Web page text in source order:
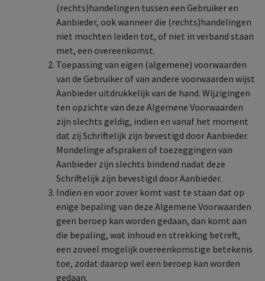
(rechts)handelingen tussen een Gebruiker en
Aanbieder, ook wanneer die (rechts)handelingen
niet mochten leiden tot, of niet in verband staan
met, een overeenkomst.
Toepassing van eigen (algemene) voorwaarden
van de Gebruiker of van andere voorwaarden wijst
Aanbieder uitdrukkelijk van de hand. Wijzigingen
ten opzichte van deze Algemene Voorwaarden
zijn slechts geldig, indien en vanaf het moment
dat zij Schriftelijk zijn bevestigd door Aanbieder.
Mondelinge afspraken of toezeggingen van
Aanbieder zijn slechts bindend nadat deze
Schriftelijk zijn bevestigd door Aanbieder.
Indien en voor zover komt vast te staan dat op
enige bepaling van deze Algemene Voorwaarden
geen beroep kan worden gedaan, dan komt aan
die bepaling, wat inhoud en strekking betreft,
een zoveel mogelijk overeenkomstige betekenis
toe, zodat daarop wel een beroep kan worden
gedaan.